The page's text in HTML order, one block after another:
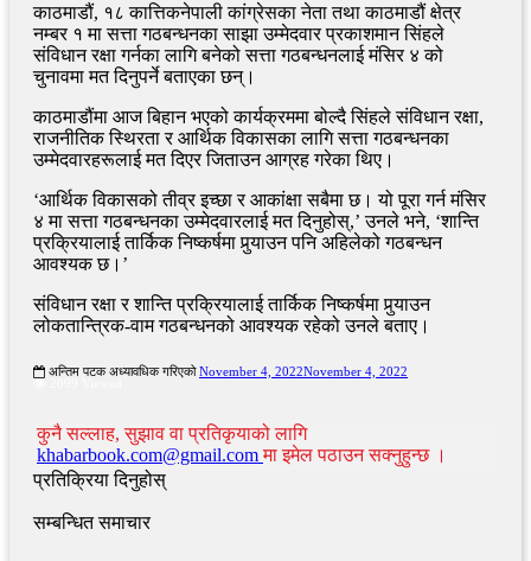
काठमाडौं, १८ कात्तिकनेपाली कांग्रेसका नेता तथा काठमाडौं क्षेत्र
नम्बर १ मा सत्ता गठबन्धनका साझा उम्मेदवार प्रकाशमान सिंहले
संविधान रक्षा गर्नका लागि बनेको सत्ता गठबन्धनलाई मंसिर ४ को
चुनावमा मत दिनुपर्ने बताएका छन्।
काठमाडौंमा आज बिहान भएको कार्यक्रममा बोल्दै सिंहले संविधान रक्षा,
राजनीतिक स्थिरता र आर्थिक विकासका लागि सत्ता गठबन्धनका
उम्मेदवारहरूलाई मत दिएर जिताउन आग्रह गरेका थिए।
‘आर्थिक विकासको तीव्र इच्छा र आकांक्षा सबैमा छ। यो पूरा गर्न मंसिर
४ मा सत्ता गठबन्धनका उम्मेदवारलाई मत दिनुहोस्,’ उनले भने, ‘शान्ति
प्रक्रियालाई तार्किक निष्कर्षमा पुर्‍याउन पनि अहिलेको गठबन्धन
आवश्यक छ।’
संविधान रक्षा र शान्ति प्रक्रियालाई तार्किक निष्कर्षमा पुर्‍याउन
लोकतान्त्रिक-वाम गठबन्धनको आवश्यक रहेको उनले बताए।
अन्तिम पटक अध्यावधिक गरिएको November 4, 2022November 4, 2022
कुनै सल्लाह, सुझाव वा प्रतिकृयाको लागि
khabarbook.com@gmail.comमा इमेल पठाउन सक्नुहुन्छ ।
प्रतिक्रिया दिनुहोस्
सम्बन्धित समाचार